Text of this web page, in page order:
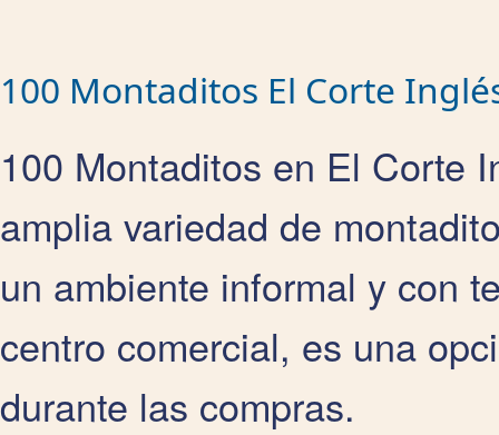
100 Montaditos El Corte
100 Montaditos en El Corte
amplia variedad de
un ambiente informal y con
centro comercial, es una
durante las compras.